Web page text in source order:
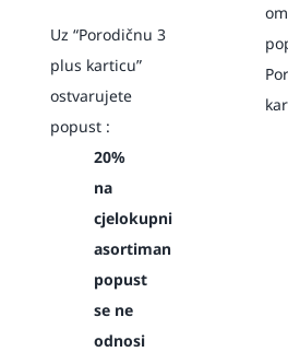
Uz “Porodičnu 3
plus karticu”
ostvarujete
popust :
20%
na
cjelokupni
asortiman
popust
se ne
odnosi